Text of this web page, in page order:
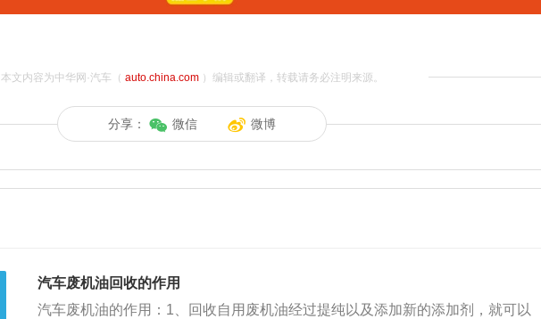
本文内容为中华网·汽车（ auto.china.com）编辑或翻译，转载请务必注明来源。
分享： 微信 微博
汽车废机油回收的作用
汽车废机油的作用：1、回收自用废机油经过提纯以及添加新的添加剂，就可以